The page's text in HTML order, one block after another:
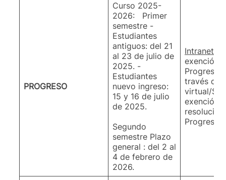
PROGRESO
Curso 2025-
2026: Primer
semestre -
Estudiantes
antiguos: del 21
al 23 de julio de
2025. -
Estudiantes
nuevo ingreso:
15 y 16 de julio
de 2025.
Segundo
semestre Plazo
general : del 2 al
4 de febrero de
2026.
Intranet
exención
Progreso
través de
virtual/
exención
Progreso.